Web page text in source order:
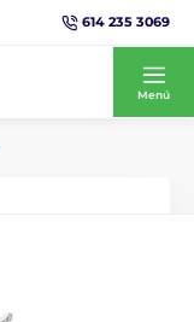
614 235 3069
Menú